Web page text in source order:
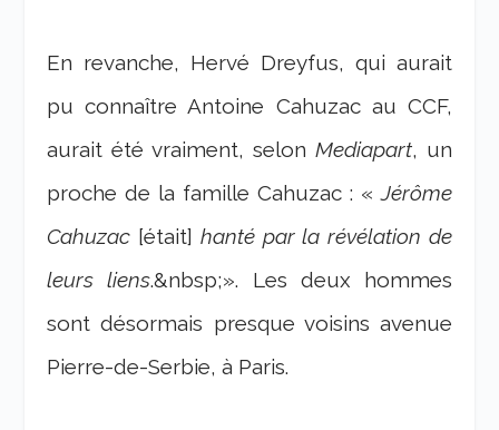
En revanche, Hervé Dreyfus, qui aurait
pu connaître Antoine Cahuzac au CCF,
aurait été vraiment, selon Mediapart, un
proche de la famille Cahuzac : «Jérôme
Cahuzac [était] hanté par la révélation de
leurs liens.&nbsp;». Les deux hommes
sont désormais presque voisins avenue
Pierre-de-Serbie, à Paris.